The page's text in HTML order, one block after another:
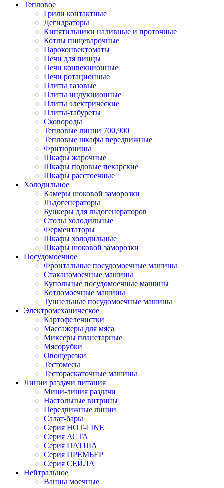
Тепловое
Грили контактные
Дегидраторы
Кипятильники наливные и проточные
Котлы пищеварочные
Пароконвектоматы
Печи для пиццы
Печи конвекционные
Печи ротационные
Плиты газовые
Плиты индукционные
Плиты электрические
Плиты-табуреты
Сковороды
Тепловые линии 700,900
Тепловые шкафы передвижные
Фритюрницы
Шкафы жарочные
Шкафы подовые пекарские
Шкафы расстоечные
Холодильное
Камеры шоковой заморозки
Льдогенераторы
Бункеры для льдогенераторов
Столы холодильные
Ферментаторы
Шкафы холодильные
Шкафы шоковой заморозки
Посудомоечное
Фронтальные посудомоечные машины
Стаканомоечные машины
Купольные посудомоечные машины
Котломоечные машины
Туннельные посудомоечные машины
Электромеханическое
Картофелечистки
Массажеры для мяса
Миксеры планетарные
Мясорубки
Овощерезки
Тестомесы
Тестораскаточные машины
Линии раздачи питания
Мини-линия раздачи
Настольные витрины
Передвижные линии
Салат-бары
Серия HOT-LINE
Серия АСТА
Серия ПАТША
Серия ПРЕМЬЕР
Серия СЕЙЛА
Нейтральное
Ванны моечные